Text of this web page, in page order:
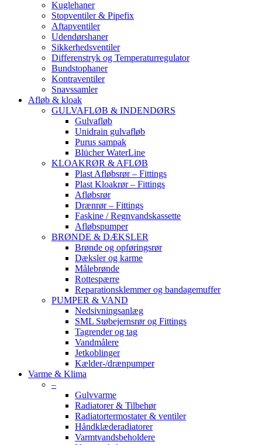
Kuglehaner
Stopventiler & Pipefix
Aftapventiler
Udendørshaner
Sikkerhedsventiler
Differenstryk og Temperaturregulator
Bundstophaner
Kontraventiler
Snavssamler
Afløb & kloak
GULVAFLØB & INDENDØRS
Gulvafløb
Unidrain gulvafløb
Purus sampak
Blücher WaterLine
KLOAKRØR & AFLØB
Plast Afløbsrør – Fittings
Plast Kloakrør – Fittings
Afløbsrør
Drænrør – Fittings
Faskine / Regnvandskassette
Afløbspumper
BRØNDE & DÆKSLER
Brønde og opføringsrør
Dæksler og karme
Målebrønde
Rottespærre
Reparationsklemmer og bandagemuffer
PUMPER & VAND
Nedsivningsanlæg
SML Støbejernsrør og Fittings
Tagrender og tag
Vandmålere
Jetkoblinger
Kælder-/drænpumper
Varme & Klima
–
Gulvvarme
Radiatorer & Tilbehør
Radiatortermostater & ventiler
Håndklæderadiatorer
Varmtvandsbeholdere